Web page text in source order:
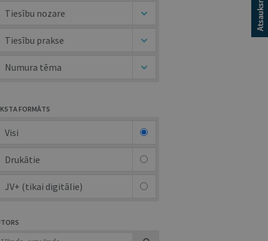
Tiesību nozare
Tiesību prakse
Numura tēma
FORMĀTS
Visi
Drukātie
JV+ (tikai digitālie)